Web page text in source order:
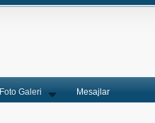
Foto Galeri Mesajlar